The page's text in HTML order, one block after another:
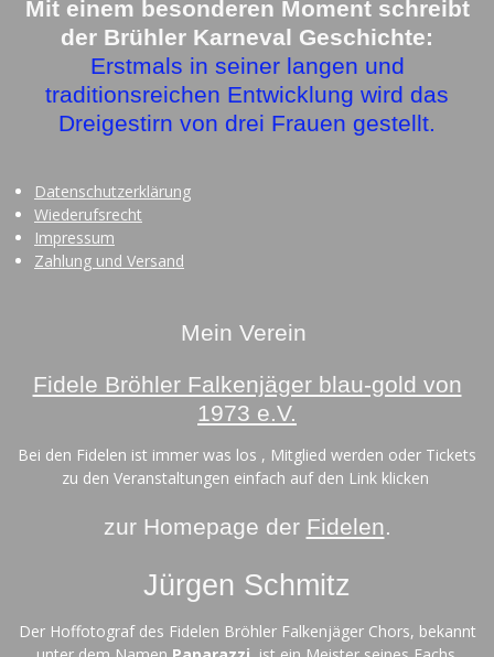
k
a
m
Mit einem besonderen Moment schreibt
der Brühler Karneval Geschichte:
Erstmals in seiner langen und
traditionsreichen Entwicklung wird das
Dreigestirn von drei Frauen gestellt.
Datenschutzerklärung
Wiederufsrecht
Impressum
Zahlung und Versand
Mein Verein
Fidele Bröhler Falkenjäger blau-gold von
1973 e.V.
Bei den Fidelen ist immer was los , Mitglied werden oder Tickets
zu den Veranstaltungen einfach auf den Link klicken
zur Homepage der Fidelen.
Jürgen Schmitz
Der Hoffotograf des Fidelen Bröhler Falkenjäger Chors, bekannt